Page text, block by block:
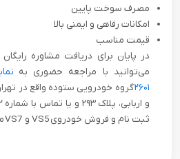
مصرف سوخت پایین
امکانات رفاهی و ایمنی بالا
قیمت مناسب
در پایان برای دریافت مشاوره
می‌توانید با مراجعه حضوری به
۲۶۰۱گروه خودرویی ستوده واقع در
ثبت نام و فروش خودروی VS5 و VS7 مطلع شوید.